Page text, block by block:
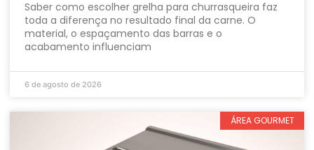
Saber como escolher grelha para churrasqueira faz
toda a diferença no resultado final da carne. O
material, o espaçamento das barras e o
acabamento influenciam
6 de agosto de 2026
ÁREA GOURMET